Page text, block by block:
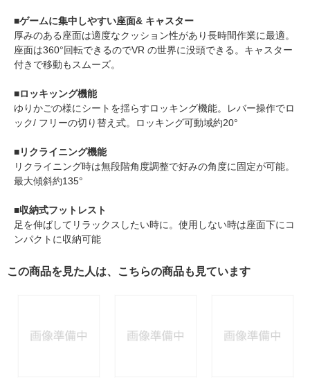
■ゲームに集中しやすい座面& キャスター
厚みのある座面は適度なクッション性があり長時間作業に最適。
座面は360°回転できるのでVR の世界に没頭できる。キャスター
付きで移動もスムーズ。
■ロッキッング機能
ゆりかごの様にシートを揺らすロッキング機能。レバー操作でロ
ック/ フリーの切り替え式。ロッキング可動域約20°
■リクライニング機能
リクライニング時は無段階角度調整で好みの角度に固定が可能。
最大傾斜約135°
■収納式フットレスト
足を伸ばしてリラックスしたい時に。使用しない時は座面下にコ
ンパクトに収納可能
この商品を見た人は、こちらの商品も見ています